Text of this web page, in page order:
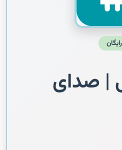
رایگان
| صدای